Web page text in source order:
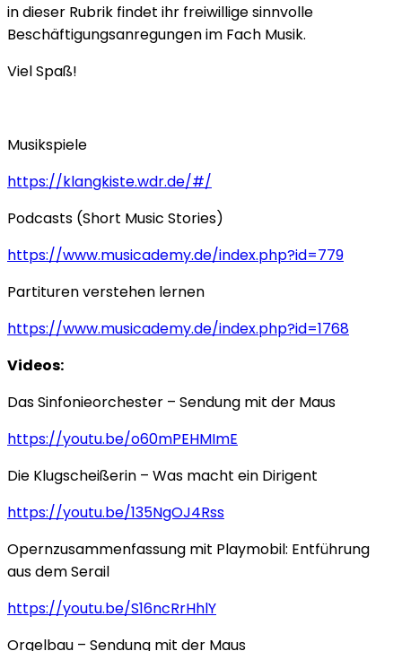
in dieser Rubrik findet ihr freiwillige sinnvolle
Beschäftigungsanregungen im Fach Musik.
Viel Spaß!
Musikspiele
https://klangkiste.wdr.de/#/
Podcasts (Short Music Stories)
https://www.musicademy.de/index.php?id=779
Partituren verstehen lernen
https://www.musicademy.de/index.php?id=1768
Videos:
Das Sinfonieorchester – Sendung mit der Maus
https://youtu.be/o60mPEHMImE
Die Klugscheißerin – Was macht ein Dirigent
https://youtu.be/135NgOJ4Rss
Opernzusammenfassung mit Playmobil: Entführung
aus dem Serail
https://youtu.be/S16ncRrHhlY
Orgelbau – Sendung mit der Maus